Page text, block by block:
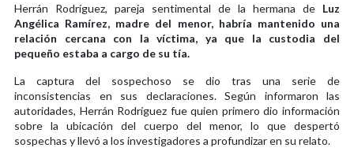
Herrán Rodríguez, pareja sentimental de la hermana de Luz
Angélica Ramírez, madre del menor, habría mantenido una
relación cercana con la víctima, ya que la custodia del
pequeño estaba a cargo de su tía.
La captura del sospechoso se dio tras una serie de
inconsistencias en sus declaraciones. Según informaron las
autoridades, Herrán Rodríguez fue quien primero dio información
sobre la ubicación del cuerpo del menor, lo que despertó
sospechas y llevó a los investigadores a profundizar en su relato.